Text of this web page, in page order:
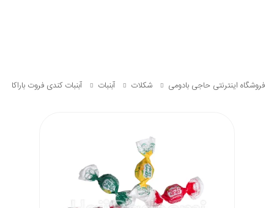
فروشگاه اینترنتی حاجی بادومی شکلات آبنبات آبنبات کندی فروت باراکا